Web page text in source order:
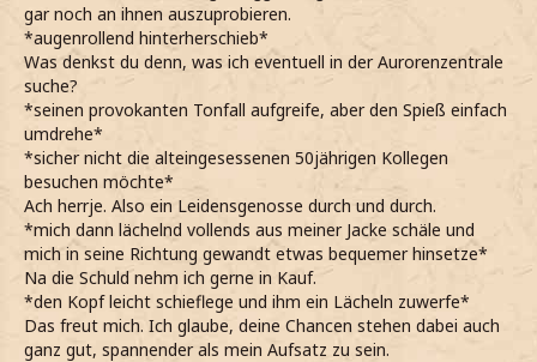
gar noch an ihnen auszuprobieren.
*augenrollend hinterherschieb*
Was denkst du denn, was ich eventuell in der Aurorenzentrale
suche?
*seinen provokanten Tonfall aufgreife, aber den Spieß einfach
umdrehe*
*sicher nicht die alteingesessenen 50jährigen Kollegen
besuchen möchte*
Ach herrje. Also ein Leidensgenosse durch und durch.
*mich dann lächelnd vollends aus meiner Jacke schäle und
mich in seine Richtung gewandt etwas bequemer hinsetze*
Na die Schuld nehm ich gerne in Kauf.
*den Kopf leicht schieflege und ihm ein Lächeln zuwerfe*
Das freut mich. Ich glaube, deine Chancen stehen dabei auch
ganz gut, spannender als mein Aufsatz zu sein.